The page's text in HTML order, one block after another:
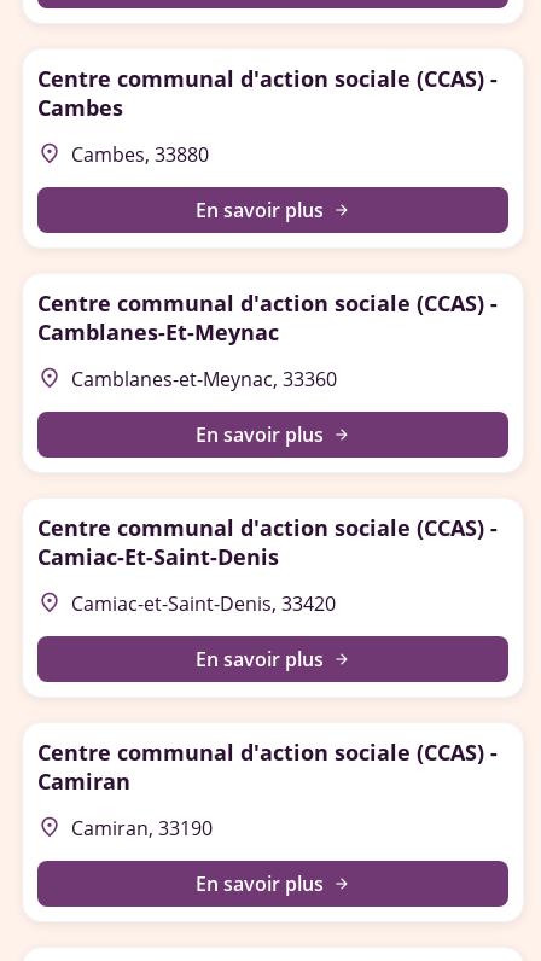
Centre communal d'action sociale (CCAS) -
Cambes
place Cambes, 33880
En savoir plus arrow_forward
Centre communal d'action sociale (CCAS) -
Camblanes-Et-Meynac
place Camblanes-et-Meynac, 33360
En savoir plus arrow_forward
Centre communal d'action sociale (CCAS) -
Camiac-Et-Saint-Denis
place Camiac-et-Saint-Denis, 33420
En savoir plus arrow_forward
Centre communal d'action sociale (CCAS) -
Camiran
place Camiran, 33190
En savoir plus arrow_forward